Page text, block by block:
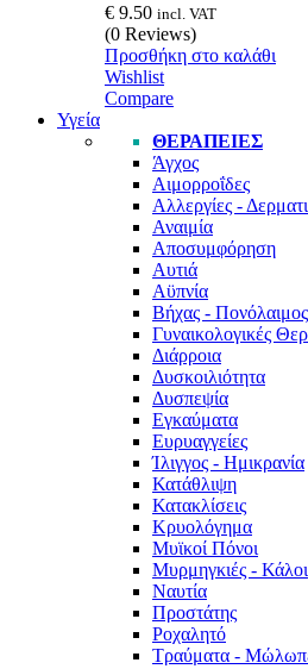
€ 9.50 incl. VAT
(0 Reviews)
Προσθήκη στο καλάθι
Wishlist
Compare
Υγεία
ΘΕΡΑΠΕΊΕΣ
Άγχος
Αιμορροΐδες
Αλλεργίες -
Αναιμία
Αποσυμφόρηση
Αυτιά
Αϋπνία
Βήχας - Πονόλαιμος
Γυναικολογικές
Διάρροια
Δυσκοιλιότητα
Δυσπεψία
Εγκαύματα
Ευρυαγγείες
Ίλιγγος - Ημικρανία
Κατάθλιψη
Κατακλίσεις
Κρυολόγημα
Μυϊκοί Πόνοι
Μυρμηγκιές - Κάλοι
Ναυτία
Προστάτης
Ροχαλητό
Τραύματα -